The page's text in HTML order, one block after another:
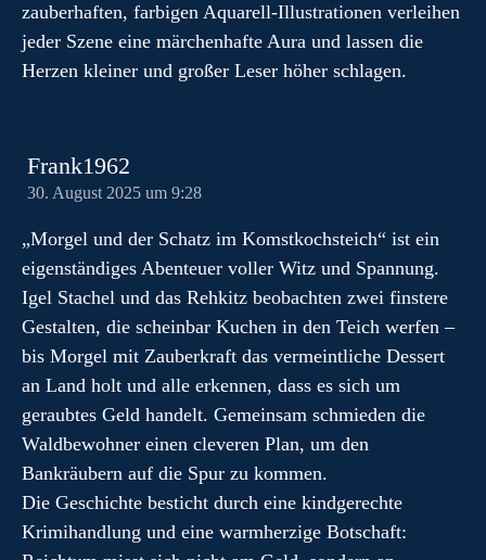
zauberhaften, farbigen Aquarell-Illustrationen verleihen
jeder Szene eine märchenhafte Aura und lassen die
Herzen kleiner und großer Leser höher schlagen.
Frank1962
30. August 2025 um 9:28
„Morgel und der Schatz im Komstkochsteich“ ist ein
eigenständiges Abenteuer voller Witz und Spannung.
Igel Stachel und das Rehkitz beobachten zwei finstere
Gestalten, die scheinbar Kuchen in den Teich werfen –
bis Morgel mit Zauberkraft das vermeintliche Dessert
an Land holt und alle erkennen, dass es sich um
geraubtes Geld handelt. Gemeinsam schmieden die
Waldbewohner einen cleveren Plan, um den
Bankräubern auf die Spur zu kommen.
Die Geschichte besticht durch eine kindgerechte
Krimihandlung und eine warmherzige Botschaft: